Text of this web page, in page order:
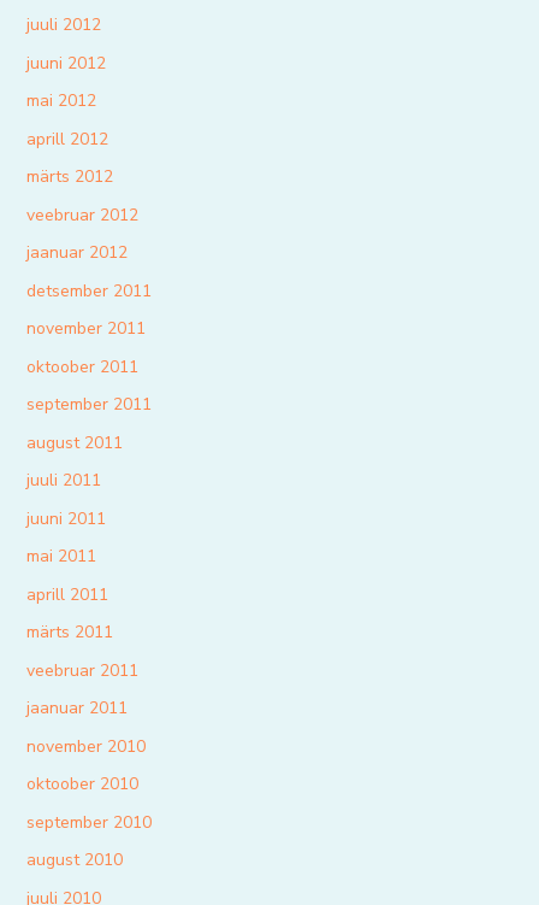
juuli 2012
juuni 2012
mai 2012
aprill 2012
märts 2012
veebruar 2012
jaanuar 2012
detsember 2011
november 2011
oktoober 2011
september 2011
august 2011
juuli 2011
juuni 2011
mai 2011
aprill 2011
märts 2011
veebruar 2011
jaanuar 2011
november 2010
oktoober 2010
september 2010
august 2010
juuli 2010